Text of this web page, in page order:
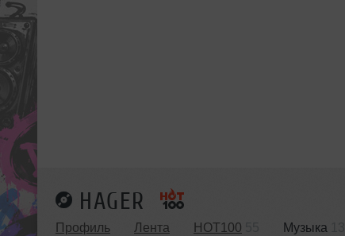
HAGER
Профиль Лента HOT100 Музыка